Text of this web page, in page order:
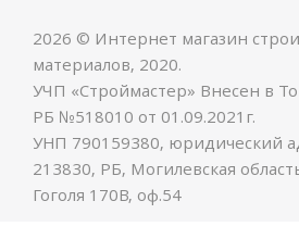
2026 © Интернет магазин
материалов, 2020.
УЧП «Строймастер» Внесен в
РБ №518010 от 01.09.2021г.
УНП 790159380, юридический
213830, РБ, Могилевская
Гоголя 170В, оф.54